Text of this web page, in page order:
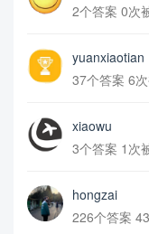
2个答案 0次
yuanxiaotian
37个答案 6
xiaowu
3个答案 1次
hongzai
226个答案